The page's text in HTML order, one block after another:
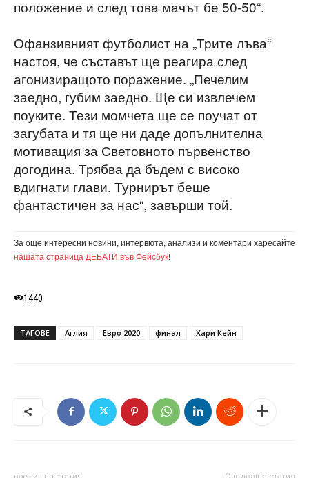
положение и след това мачът бе 50-50“.
Офанзивният футболист на „Трите лъва“
настоя, че съставът ще реагира след
агонизиращото поражение. „Печелим
заедно, губим заедно. Ще си извлечем
поуките. Тези момчета ще се поучат от
загубата и тя ще ни даде допълнителна
мотивация за Световното първенство
догодина. Трябва да бъдем с високо
вдигнати глави. Турнирът беше
фантастичен за нас“, завърши той.
За още интересни новини, интервюта, анализи и коментари харесайте
нашата страница ДЕБАТИ във Фейсбук!
1440
ТАГОВЕ Аглия Евро 2020 финал Хари Кейн